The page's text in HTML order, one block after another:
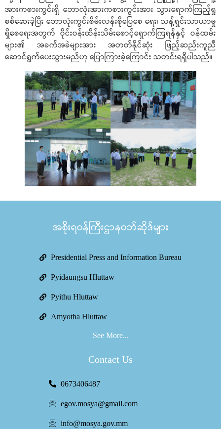
အားကစားကွင်းရှိ ဘောလုံးအားကစားကွင်းအား သွားရောက်ကြည့်ရှု
စစ်ဆေးခဲ့ပြီး ဘောလုံးကွင်းစိမ်းလန်းစိုပြေစေ ရေး၊ သန့်ရှင်းသာယာမှု
ရှိစေရေးအတွက် ဝိုင်းဝန်းထိန်းသိမ်းစောင့်ရှောက်ကြရန်နှင့် ဝန်ထမ်း
များ၏ အခက်အခဲများအား အတတ်နိုင်ဆုံး ဖြည့်ဆည်းကူညီ
ဆောင်ရွက်ပေးသွားမည်ဟု ပြောကြားခဲ့ကြောင်း သတင်းရရှိပါသည်။
အစိုးရဝန်ကြီးဌာနဝဘ်ဆိုဒ်များ
Presidential Press and Information Bureau
Pyidaungsu Hluttaw
Pyithu Hluttaw
Amyotha Hluttaw
See More...
Contact Us
0673406487
egov.mosya@gmail.com
info@mosya.gov.mm